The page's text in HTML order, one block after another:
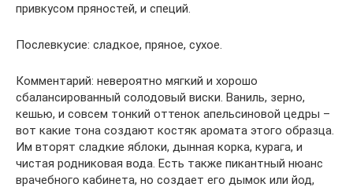
привкусом пряностей, и специй.
Послевкусие: сладкое, пряное, сухое.
Комментарий: невероятно мягкий и хорошо
сбалансированный солодовый виски. Ваниль, зерно,
кешью, и совсем тонкий оттенок апельсиновой цедры –
вот какие тона создают костяк аромата этого образца.
Им вторят сладкие яблоки, дынная корка, курага, и
чистая родниковая вода. Есть также пикантный нюанс
врачебного кабинета, но создает его дымок или йод,